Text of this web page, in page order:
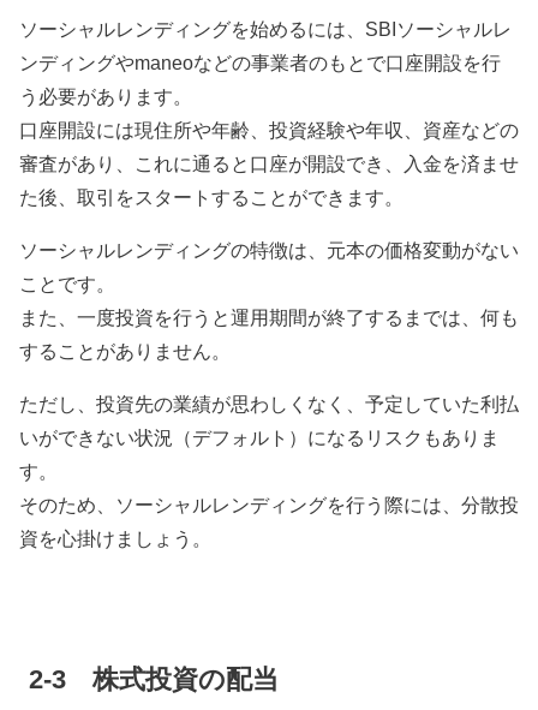
ソーシャルレンディングを始めるには、SBIソーシャルレ
ンディングやmaneoなどの事業者のもとで口座開設を行
う必要があります。
口座開設には現住所や年齢、投資経験や年収、資産などの
審査があり、これに通ると口座が開設でき、入金を済ませ
た後、取引をスタートすることができます。
ソーシャルレンディングの特徴は、元本の価格変動がない
ことです。
また、一度投資を行うと運用期間が終了するまでは、何も
することがありません。
ただし、投資先の業績が思わしくなく、予定していた利払
いができない状況（デフォルト）になるリスクもありま
す。
そのため、ソーシャルレンディングを行う際には、分散投
資を心掛けましょう。
2-3 株式投資の配当